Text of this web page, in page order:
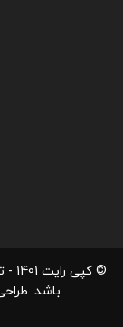
©
باشد.